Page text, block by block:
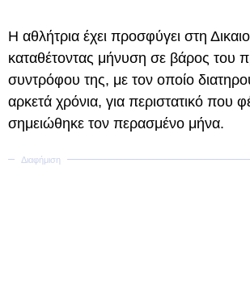
Η αθλήτρια έχει προσφύγει στη
καταθέτοντας μήνυση σε βάρος του
συντρόφου της, με τον οποίο
αρκετά χρόνια, για περιστατικό που
σημειώθηκε τον περασμένο μήνα.